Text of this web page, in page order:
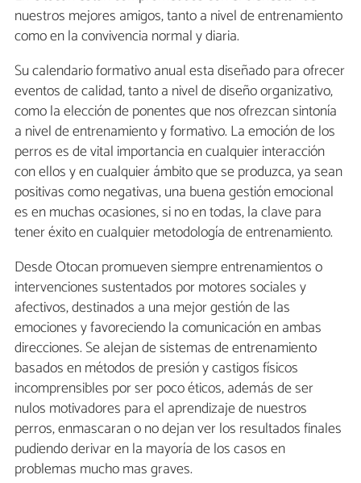
nuestros mejores amigos, tanto a nivel de entrenamiento
como en la convivencia normal y diaria.
Su calendario formativo anual esta diseñado para ofrecer
eventos de calidad, tanto a nivel de diseño organizativo,
como la elección de ponentes que nos ofrezcan sintonía
a nivel de entrenamiento y formativo. La emoción de los
perros es de vital importancia en cualquier interacción
con ellos y en cualquier ámbito que se produzca, ya sean
positivas como negativas, una buena gestión emocional
es en muchas ocasiones, si no en todas, la clave para
tener éxito en cualquier metodología de entrenamiento.
Desde Otocan promueven siempre entrenamientos o
intervenciones sustentados por motores sociales y
afectivos, destinados a una mejor gestión de las
emociones y favoreciendo la comunicación en ambas
direcciones. Se alejan de sistemas de entrenamiento
basados en métodos de presión y castigos físicos
incomprensibles por ser poco éticos, además de ser
nulos motivadores para el aprendizaje de nuestros
perros, enmascaran o no dejan ver los resultados finales
pudiendo derivar en la mayoría de los casos en
problemas mucho mas graves.